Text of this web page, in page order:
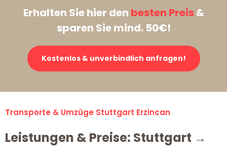
Erhalten Sie hier den besten Preis&
sparen Sie mind. 50€!
Kostenlos & unverbindlich anfragen!
Transporte & Umzüge Stuttgart Erzincan
Leistungen & Preise: Stuttgart →